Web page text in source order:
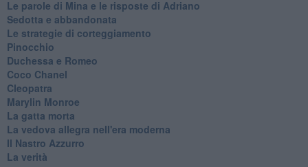
Le parole di Mina e le risposte di Adriano
Sedotta e abbandonata
Le strategie di corteggiamento
Pinocchio
Duchessa e Romeo
Coco Chanel
Cleopatra
Marylin Monroe
La gatta morta
La vedova allegra nell'era moderna
​Il Nastro Azzurro
La verità